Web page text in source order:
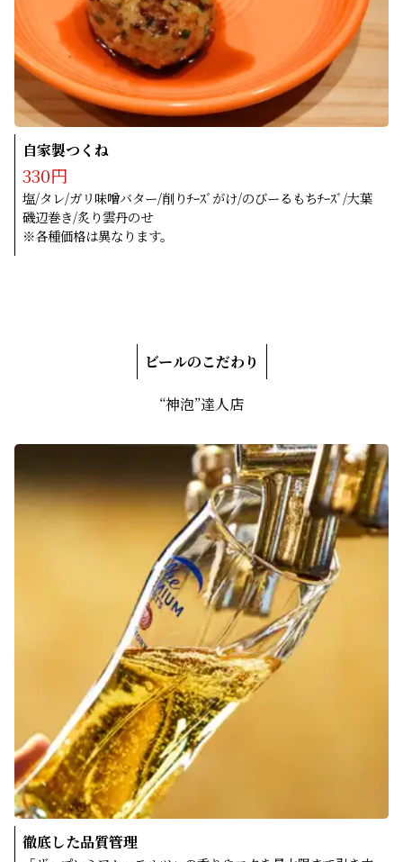
自家製つくね
330円
塩/タレ/ガリ味噌バター/削りﾁｰｽﾞがけ/のびーるもちﾁｰｽﾞ/大葉
磯辺巻き/炙り雲丹のせ
※各種価格は異なります。
ビールのこだわり
“神泡”達人店
徹底した品質管理